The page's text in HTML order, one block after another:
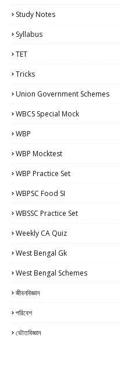
Study Notes
Syllabus
TET
Tricks
Union Government Schemes
WBCS Special Mock
WBP
WBP Mocktest
WBP Practice Set
WBPSC Food SI
WBSSC Practice Set
Weekly CA Quiz
West Bengal Gk
West Bengal Schemes
জীবনবিজ্ঞান
পরিবেশ
ভৌতবিজ্ঞান